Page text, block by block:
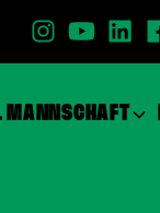
MANNSCHAFT